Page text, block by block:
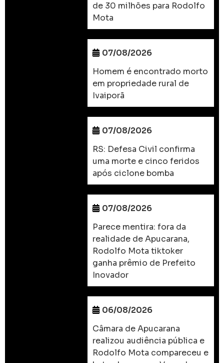
de 30 milhões para Rodolfo
Mota
07/08/2026
Homem é encontrado morto
em propriedade rural de
Ivaiporã
07/08/2026
RS: Defesa Civil confirma
uma morte e cinco feridos
após ciclone bomba
07/08/2026
Parece mentira: fora da
realidade de Apucarana,
Rodolfo Mota tiktoker
ganha prêmio de Prefeito
Inovador
06/08/2026
Câmara de Apucarana
realizou audiência pública e
Rodolfo Mota compareceu e